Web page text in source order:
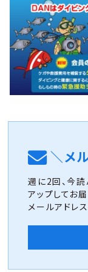
＼メ
週に2回、今
アップしてお
メールアドレ